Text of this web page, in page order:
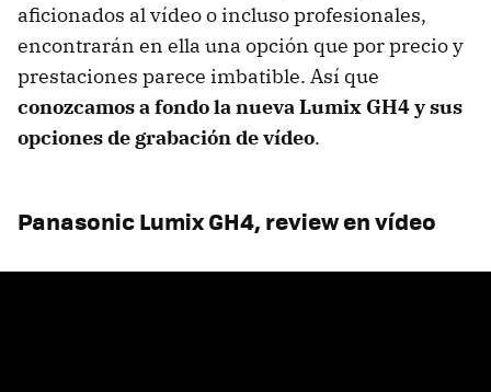
aficionados al vídeo o incluso profesionales,
encontrarán en ella una opción que por precio y
prestaciones parece imbatible. Así que
conozcamos a fondo la nueva Lumix GH4 y sus
opciones de grabación de vídeo.
Panasonic Lumix GH4, review en vídeo